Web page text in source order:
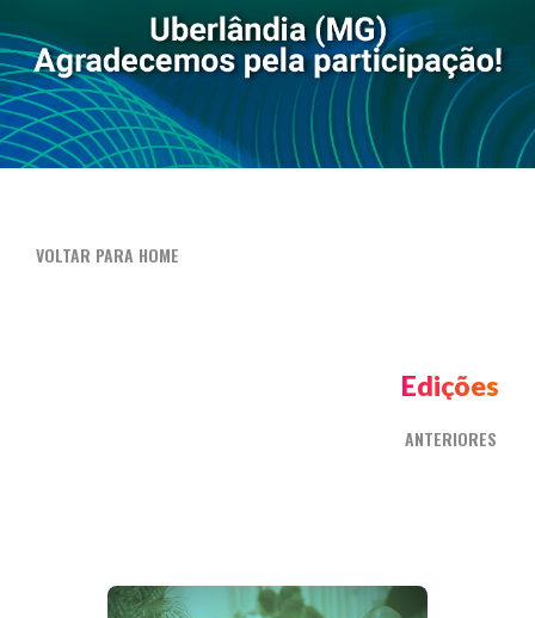
VOLTAR PARA HOME
Edições
ANTERIORES